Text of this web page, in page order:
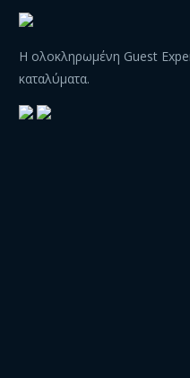
Η ολοκληρωμένη Guest
καταλύματα.